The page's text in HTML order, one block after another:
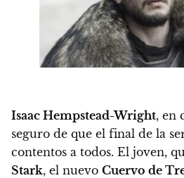
Isaac Hempstead-Wright, en
seguro de que el final de la
contentos a todos. El joven,
Stark, el nuevo Cuervo de